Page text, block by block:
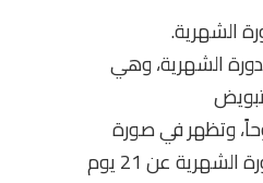
الشهرية.
الشهرية، وهي
وتظهر في صورة
قصر فترة الدورة الشهرية عن 21 يوم